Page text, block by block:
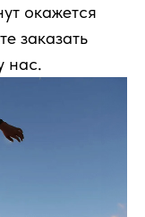
окажется
заказать
нас.